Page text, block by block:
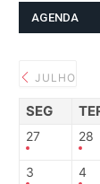
AGENDA
JULHO
SEG
27 28
3 4